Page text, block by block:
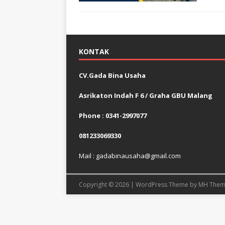
KONTAK
CV.Gada Bina Usaha
Asrikaton Indah F 6 / Graha GBU Malang
Phone : 0341-2997077
081233069330
Mail : gadabinausaha@gmail.com
Copyright © 2026 | WordPress Theme by MH